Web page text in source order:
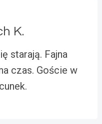
K.
starają. Fajna
czas. Goście w